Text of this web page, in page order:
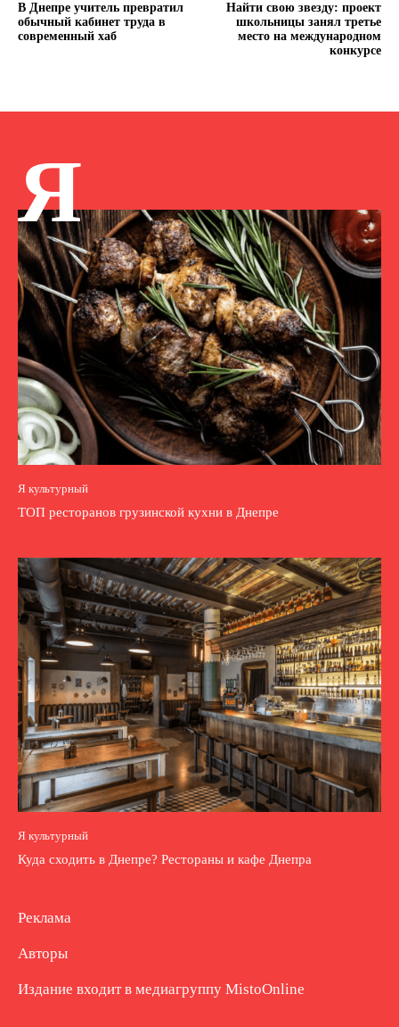
В Днепре учитель превратил
обычный кабинет труда в
современный хаб
Найти свою звезду: проект
школьницы занял третье
место на международном
конкурсе
Я
Я культурный
ТОП ресторанов грузинской кухни в Днепре
Я культурный
Куда сходить в Днепре? Рестораны и кафе Днепра
Реклама
Авторы
Издание входит в медиагруппу MistoOnline